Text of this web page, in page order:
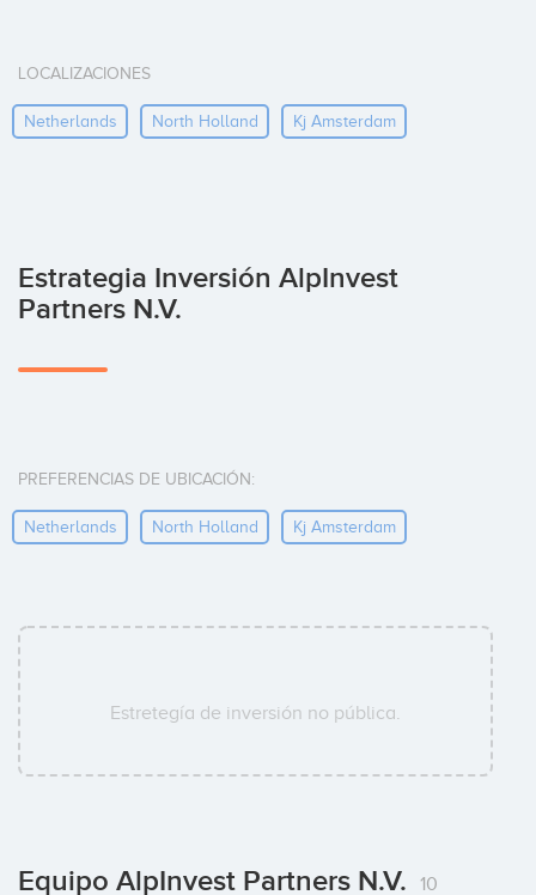
LOCALIZACIONES
Netherlands North Holland Kj Amsterdam
Estrategia Inversión AlpInvest
Partners N.V.
PREFERENCIAS DE UBICACIÓN:
Netherlands North Holland Kj Amsterdam
Estretegía de inversión no pública.
Equipo AlpInvest Partners N.V. 10